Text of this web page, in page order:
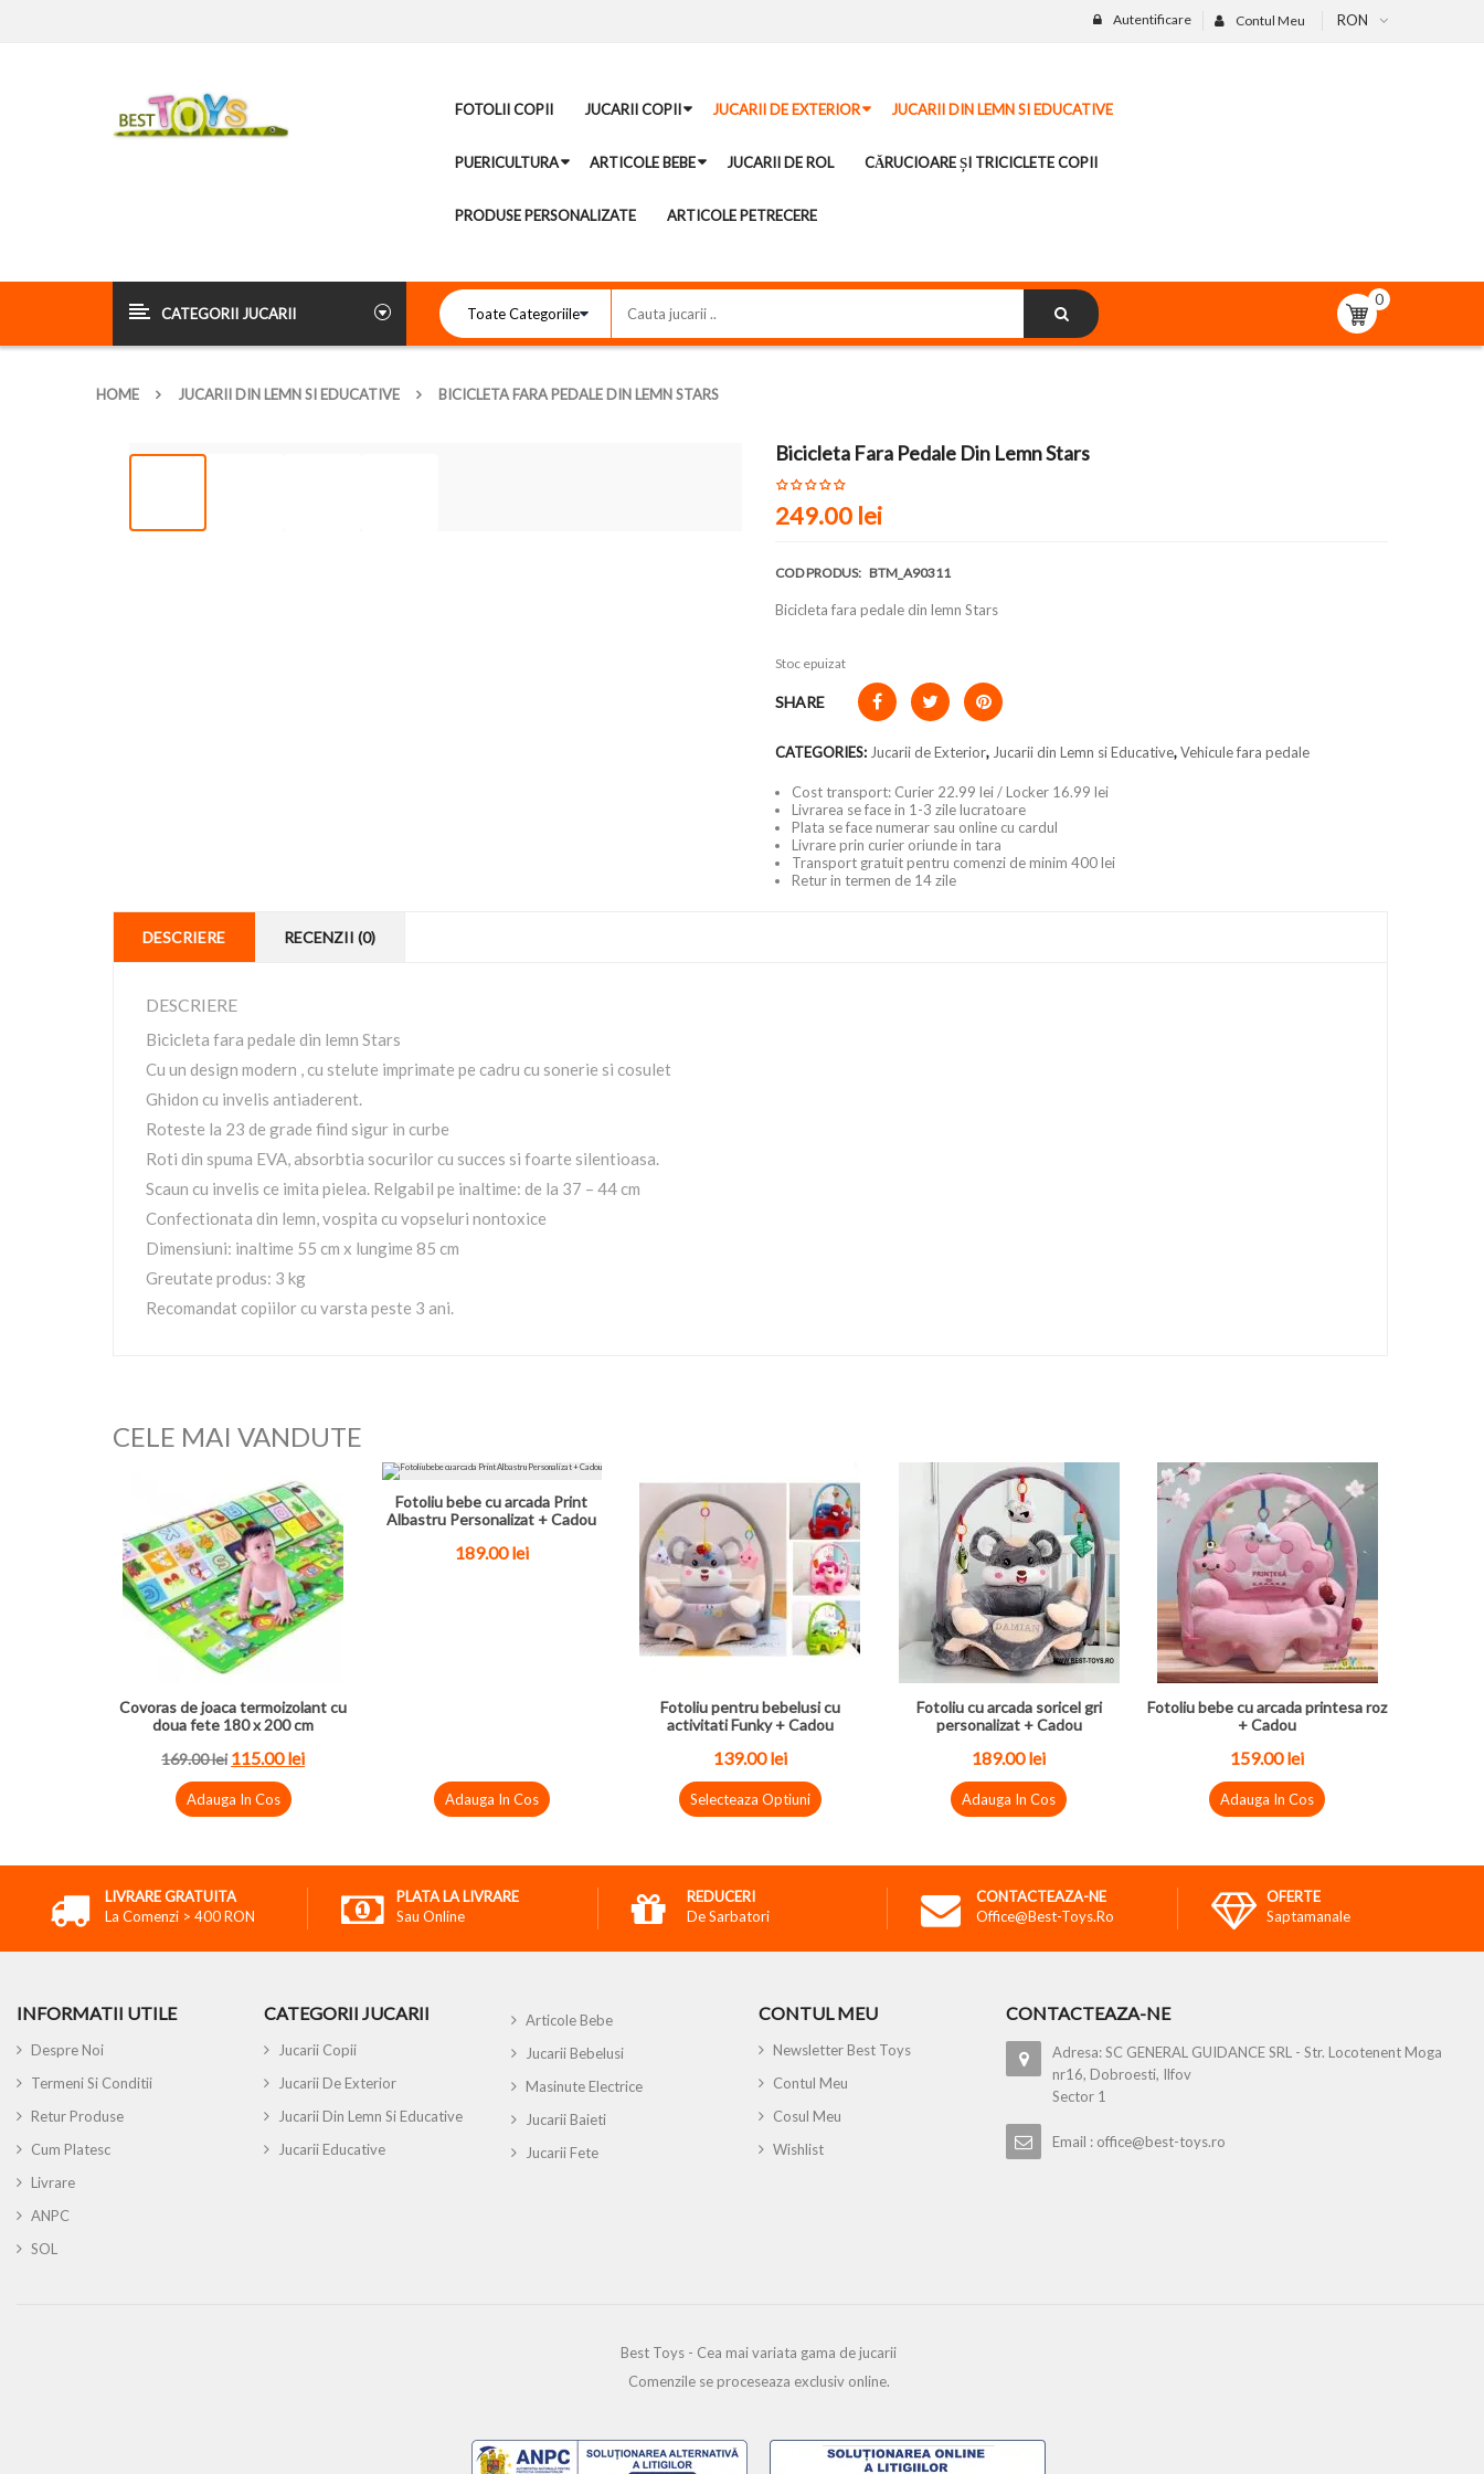
RON
Contul Meu
Autentificare
FOTOLII COPII JUCARII COPII JUCARII DE EXTERIOR JUCARII DIN LEMN SI EDUCATIVE
PUERICULTURA ARTICOLE BEBE JUCARII DE ROL CĂRUCIOARE ȘI TRICICLETE COPII
PRODUSE PERSONALIZATE ARTICOLE PETRECERE
CATEGORII JUCARII
0
HOME JUCARII DIN LEMN SI EDUCATIVE BICICLETA FARA PEDALE DIN LEMN STARS
Bicicleta Fara Pedale Din Lemn Stars
249.00 lei
COD PRODUS: BTM_A90311
Bicicleta fara pedale din lemn Stars
Stoc epuizat
SHARE
CATEGORIES: Jucarii de Exterior, Jucarii din Lemn si Educative,Vehicule fara pedale
Cost transport: Curier 22.99 lei / Locker 16.99 lei
Livrarea se face in 1-3 zile lucratoare
Plata se face numerar sau online cu cardul
Livrare prin curier oriunde in tara
Transport gratuit pentru comenzi de minim 400 lei
Retur in termen de 14 zile
DESCRIERE RECENZII (0)
DESCRIERE
Bicicleta fara pedale din lemn Stars
Cu un design modern , cu stelute imprimate pe cadru cu sonerie si cosulet
Ghidon cu invelis antiaderent.
Roteste la 23 de grade fiind sigur in curbe
Roti din spuma EVA, absorbtia socurilor cu succes si foarte silentioasa.
Scaun cu invelis ce imita pielea. Relgabil pe inaltime: de la 37 – 44 cm
Confectionata din lemn, vospita cu vopseluri nontoxice
Dimensiuni: inaltime 55 cm x lungime 85 cm
Greutate produs: 3 kg
Recomandat copiilor cu varsta peste 3 ani.
CELE MAI VANDUTE
Covoras de joaca termoizolant cu
doua fete 180 x 200 cm
169.00lei 115.00lei
Adauga In Cos
Fotoliu bebe cu arcada Print
Albastru Personalizat + Cadou
189.00lei
Adauga In Cos
Fotoliu pentru bebelusi cu
activitati Funky + Cadou
139.00lei
Selecteaza Optiuni
Fotoliu cu arcada soricel gri
personalizat + Cadou
189.00lei
Adauga In Cos
Fotoliu bebe cu arcada printesa roz
+ Cadou
159.00lei
Adauga In Cos
LIVRARE GRATUITA
La Comenzi > 400 RON
PLATA LA LIVRARE
Sau Online
REDUCERI
De Sarbatori
CONTACTEAZA-NE
Office@best-Toys.ro
OFERTE
Saptamanale
INFORMATII UTILE
Despre Noi
Termeni Si Conditii
Retur Produse
Cum Platesc
Livrare
ANPC
SOL
CATEGORII JUCARII
Jucarii Copii
Jucarii De Exterior
Jucarii Din Lemn Si Educative
Jucarii Educative
Articole Bebe
Jucarii Bebelusi
Masinute Electrice
Jucarii Baieti
Jucarii Fete
CONTUL MEU
Newsletter Best Toys
Contul Meu
Cosul Meu
Wishlist
CONTACTEAZA-NE
Adresa: SC GENERAL GUIDANCE SRL - Str. Locotenent Moga
nr16, Dobroesti, Ilfov
Sector 1
Email : office@best-toys.ro
Best Toys - Cea mai variata gama de jucarii
Comenzile se proceseaza exclusiv online.